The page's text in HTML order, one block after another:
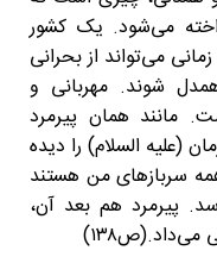
می‌شود. یک کشور
می‌تواند از بحرانی
شوند. مهربانی و
مانند همان پیرمرد
(علیه السلام) را دیده
همه سربازهای من هستند
پیرمرد هم بعد آن،